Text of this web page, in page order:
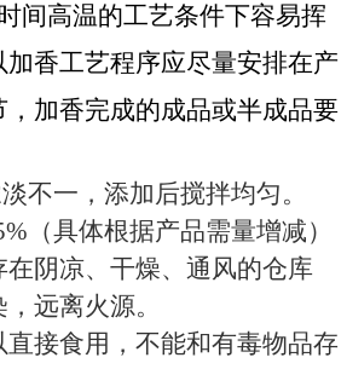
间高温的工艺条件下容易挥
香工艺程序应尽量安排在产
加香完成的成品或半成品要
不一，添加后搅拌均匀。
（具体根据产品需量增减）
在阴凉、干燥、通风的仓库
远离火源。
接食用，不能和有毒物品存